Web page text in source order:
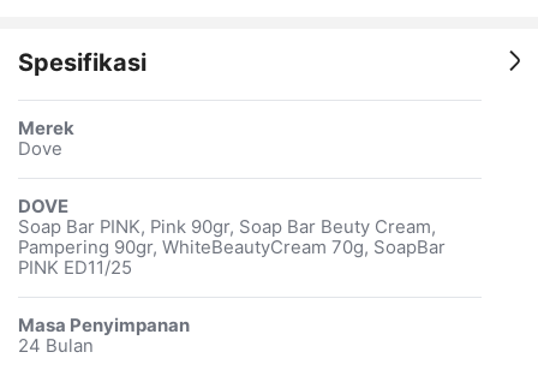
Spesifikasi
Merek
Dove
DOVE
Soap Bar PINK, Pink 90gr, Soap Bar Beuty Cream,
Pampering 90gr, WhiteBeautyCream 70g, SoapBar
PINK ED11/25
Masa Penyimpanan
24 Bulan